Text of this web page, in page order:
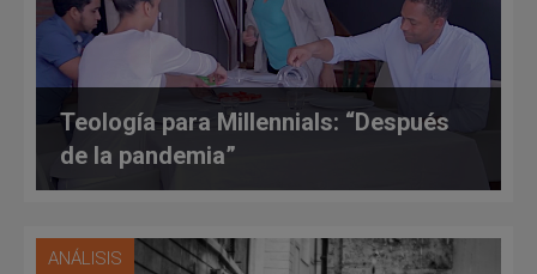
Teología para Millennials: “Después
de la pandemia”
ANÁLISIS